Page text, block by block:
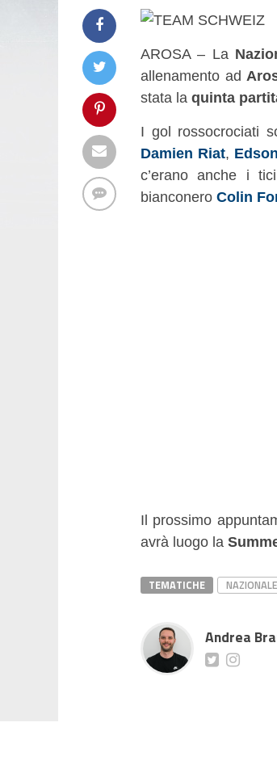
AROSA – La
allenamento ad
stata la quinta
I gol rossocrociati
Damien Riat,
c’erano anche i
bianconero Colin
Il prossimo
avrà luogo la
TEMATICHE NAZIONALE
Andrea